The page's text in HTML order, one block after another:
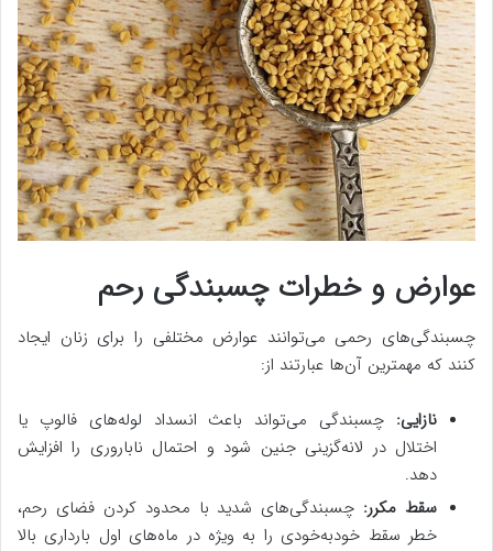
عوارض و خطرات چسبندگی رحم
چسبندگی‌های رحمی می‌توانند عوارض مختلفی را برای زنان ایجاد
کنند که مهمترین آن‌ها عبارتند از:
نازایی: چسبندگی می‌تواند باعث انسداد لوله‌های فالوپ یا
اختلال در لانه‌گزینی جنین شود و احتمال ناباروری را افزایش
دهد.
سقط مکرر: چسبندگی‌های شدید با محدود کردن فضای رحم،
خطر سقط خودبه‌خودی را به ویژه در ماه‌های اول بارداری بالا